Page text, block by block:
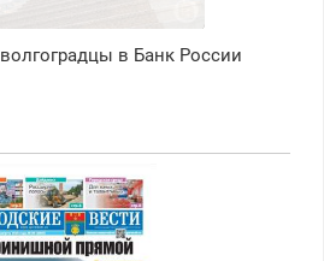
в Банк России